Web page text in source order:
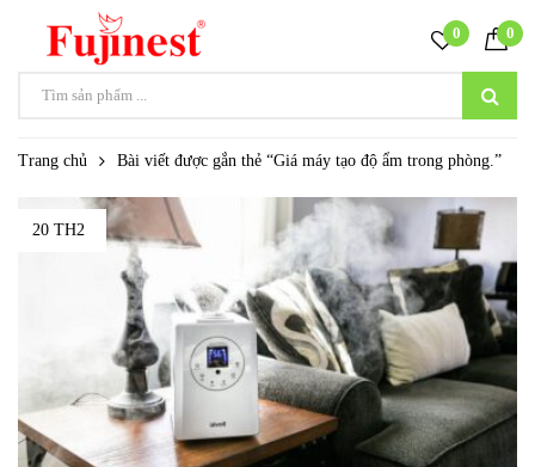
0 0
Trang chủ Bài viết được gắn thẻ “Giá máy tạo độ ẩm trong phòng.”
20 TH2